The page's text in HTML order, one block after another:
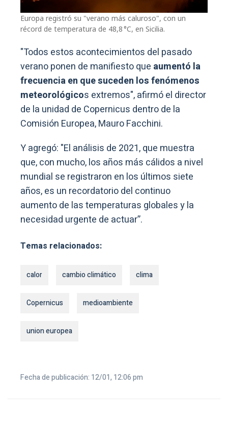
Europa registró su "verano más caluroso", con un
récord de temperatura de 48,8 °C, en Sicilia.
"Todos estos acontecimientos del pasado
verano ponen de manifiesto que aumentó la
frecuencia en que suceden los fenómenos
meteorológicos extremos", afirmó el director
de la unidad de Copernicus dentro de la
Comisión Europea, Mauro Facchini.
Y agregó: "El análisis de 2021, que muestra
que, con mucho, los años más cálidos a nivel
mundial se registraron en los últimos siete
años, es un recordatorio del continuo
aumento de las temperaturas globales y la
necesidad urgente de actuar”.
Temas relacionados:
calor cambio climático clima
Copernicus medioambiente
union europea
Fecha de publicación: 12/01, 12:06 pm